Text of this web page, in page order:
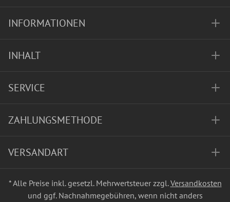
INFORMATIONEN
INHALT
SERVICE
ZAHLUNGSMETHODE
VERSANDART
* Alle Preise inkl. gesetzl. Mehrwertsteuer zzgl.Versandkosten
und ggf. Nachnahmegebühren, wenn nicht anders